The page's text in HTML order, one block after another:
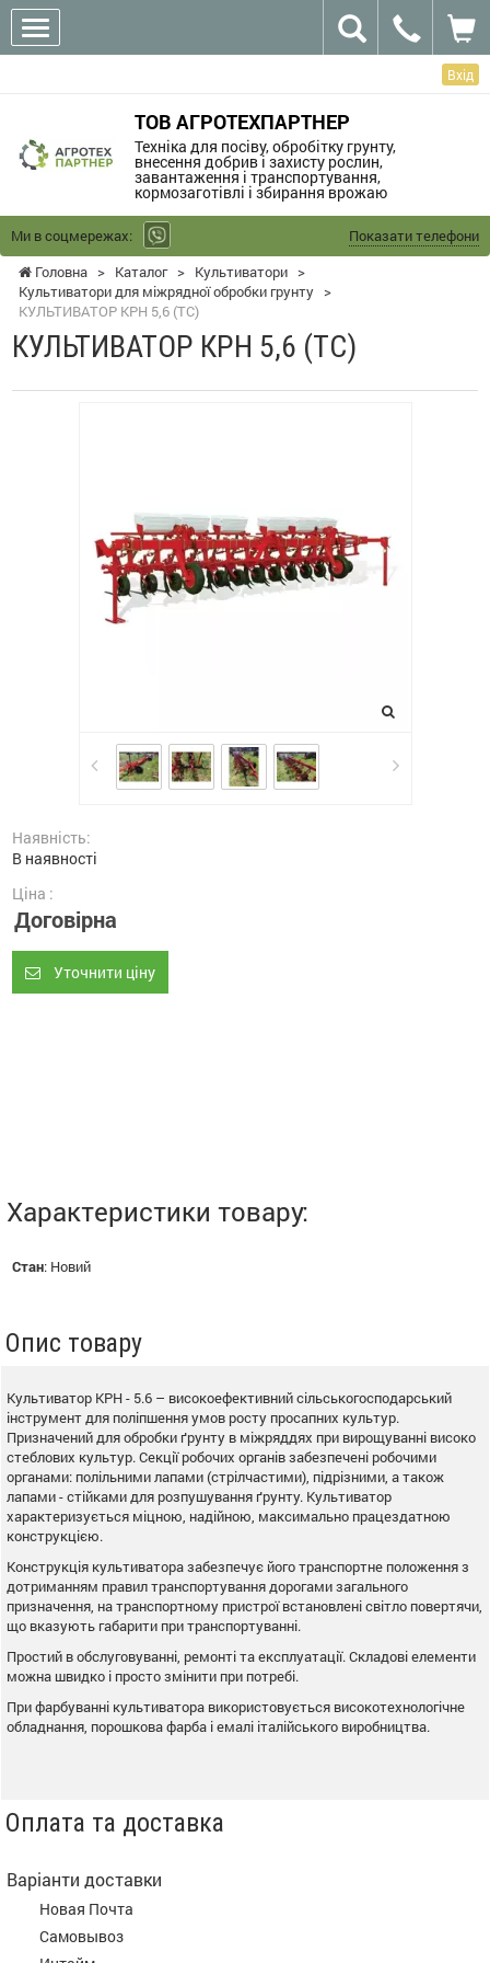
Вхід
ТОВ АГРОТЕХПАРТНЕР
Техніка для посіву, обробітку грунту,
внесення добрив і захисту рослин,
завантаження і транспортування,
кормозаготівлі і збирання врожаю
Ми в соцмережах:
Показати телефони
Головна > Каталог > Культиватори >
Культиватори для міжрядної обробки грунту >
КУЛЬТИВАТОР КРН 5,6 (ТС)
КУЛЬТИВАТОР КРН 5,6 (ТС)
Наявність:
В наявності
Ціна :
Договірна
Уточнити ціну
Характеристики товару:
Стан: Новий
Опис товару
Культиватор КРН - 5.6 – високоефективний сільськогосподарський
інструмент для поліпшення умов росту просапних культур.
Призначений для обробки ґрунту в міжряддях при вирощуванні високо
стеблових культур. Секції робочих органів забезпечені робочими
органами: полільними лапами (стрілчастими), підрізними, а також
лапами - стійками для розпушування ґрунту. Культиватор
характеризується міцною, надійною, максимально працездатною
конструкцією.
Конструкція культиватора забезпечує його транспортне положення з
дотриманням правил транспортування дорогами загального
призначення, на транспортному пристрої встановлені світло повертячи,
що вказують габарити при транспортуванні.
Простий в обслуговуванні, ремонті та експлуатації. Складові елементи
можна швидко і просто змінити при потребі.
При фарбуванні культиватора використовується високотехнологічне
обладнання, порошкова фарба і емалі італійського виробництва.
Оплата та доставка
Варіанти доставки
Новая Почта
Самовывоз